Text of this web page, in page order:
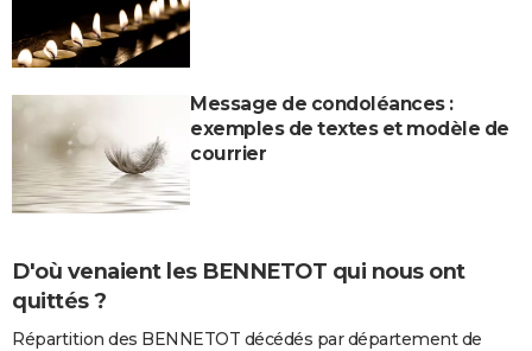
Message de condoléances :
exemples de textes et modèle de
courrier
D'où venaient les BENNETOT qui nous ont
quittés ?
Répartition des BENNETOT décédés par département de